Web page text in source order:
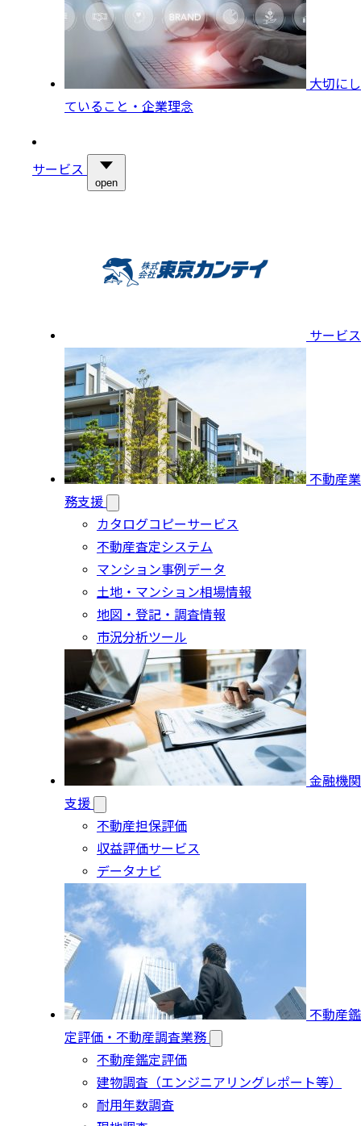
大切にし
ていること・企業理念
サービス
open
サービス
不動産業
務支援
カタログコピーサービス
不動産査定システム
マンション事例データ
土地・マンション相場情報
地図・登記・調査情報
市況分析ツール
金融機関
支援
不動産担保評価
収益評価サービス
データナビ
不動産鑑
定評価・不動産調査業務
不動産鑑定評価
建物調査（エンジニアリングレポート等）
耐用年数調査